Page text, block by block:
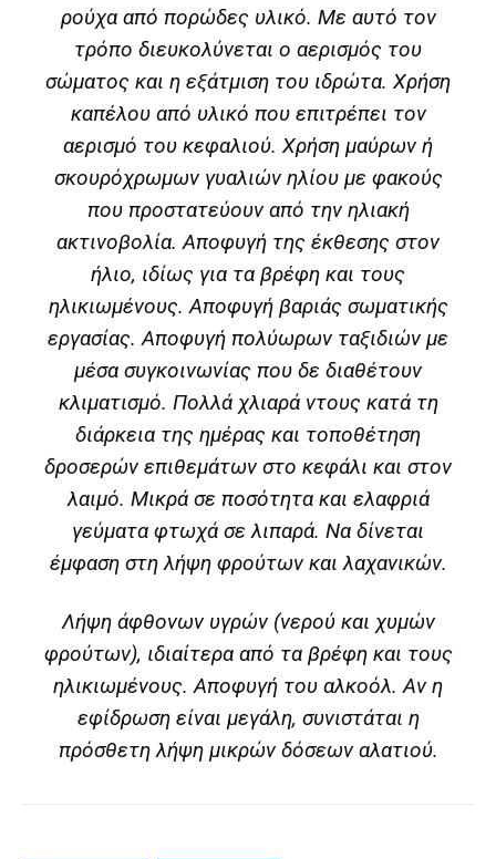
ρούχα από πορώδες υλικό. Με αυτό τον
τρόπο διευκολύνεται ο αερισμός του
σώματος και η εξάτμιση του ιδρώτα. Χρήση
καπέλου από υλικό που επιτρέπει τον
αερισμό του κεφαλιού. Χρήση μαύρων ή
σκουρόχρωμων γυαλιών ηλίου με φακούς
που προστατεύουν από την ηλιακή
ακτινοβολία. Αποφυγή της έκθεσης στον
ήλιο, ιδίως για τα βρέφη και τους
ηλικιωμένους. Αποφυγή βαριάς σωματικής
εργασίας. Αποφυγή πολύωρων ταξιδιών με
μέσα συγκοινωνίας που δε διαθέτουν
κλιματισμό. Πολλά χλιαρά ντους κατά τη
διάρκεια της ημέρας και τοποθέτηση
δροσερών επιθεμάτων στο κεφάλι και στον
λαιμό. Μικρά σε ποσότητα και ελαφριά
γεύματα φτωχά σε λιπαρά. Να δίνεται
έμφαση στη λήψη φρούτων και λαχανικών.
Λήψη άφθονων υγρών (νερού και χυμών
φρούτων), ιδιαίτερα από τα βρέφη και τους
ηλικιωμένους. Αποφυγή του αλκοόλ. Αν η
εφίδρωση είναι μεγάλη, συνιστάται η
πρόσθετη λήψη μικρών δόσεων αλατιού.